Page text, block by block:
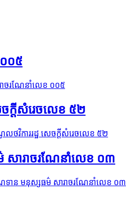
០០៥
រាចរណែនាំលេខ ០០៥
ចក្ដីសំរេចលេខ ៥២
លថវិការរដ្ឋ សេចក្ដីសំរេចលេខ ៥២
ារាចរណែនាំលេខ ០៣
ាន មនុស្សធម៌ សារាចរណែនាំលេខ ០៣